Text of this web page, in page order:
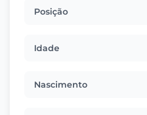
Posição
Idade
Nascimento